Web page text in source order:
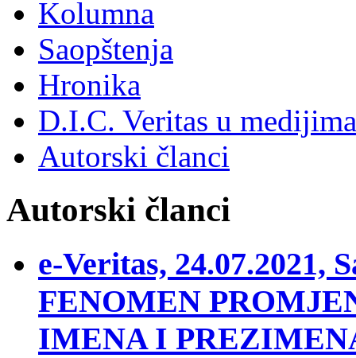
Kolumna
Saopštenja
Hronika
D.I.C. Veritas u medijima
Autorski članci
Autorski članci
e-Veritas, 24.07.2021,
FENOMEN
IMENA I